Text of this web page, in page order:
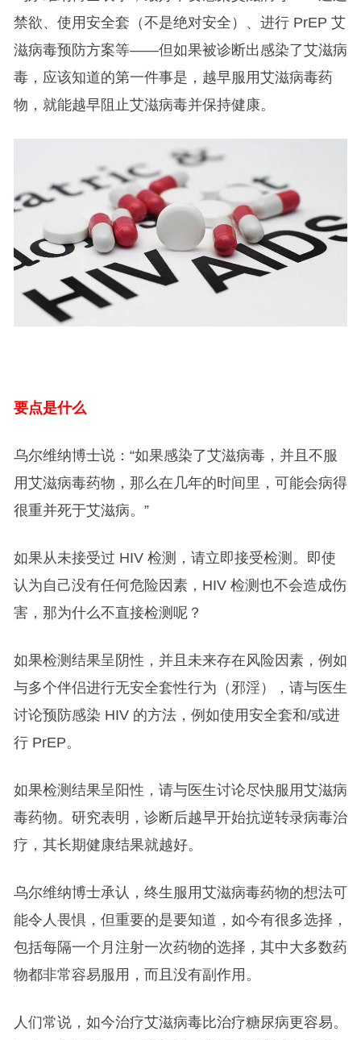
禁欲、使用安全套（不是绝对安全）、进行 PrEP 艾
滋病毒预防方案等——但如果被诊断出感染了艾滋病
毒，应该知道的第一件事是，越早服用艾滋病毒药
物，就能越早阻止艾滋病毒并保持健康。
要点是什么
乌尔维纳博士说：“如果感染了艾滋病毒，并且不服
用艾滋病毒药物，那么在几年的时间里，可能会病得
很重并死于艾滋病。”
如果从未接受过 HIV 检测，请立即接受检测。即使
认为自己没有任何危险因素，HIV 检测也不会造成伤
害，那为什么不直接检测呢？
如果检测结果呈阴性，并且未来存在风险因素，例如
与多个伴侣进行无安全套性行为（邪淫），请与医生
讨论预防感染 HIV 的方法，例如使用安全套和/或进
行 PrEP。
如果检测结果呈阳性，请与医生讨论尽快服用艾滋病
毒药物。研究表明，诊断后越早开始抗逆转录病毒治
疗，其长期健康结果就越好。
乌尔维纳博士承认，终生服用艾滋病毒药物的想法可
能令人畏惧，但重要的是要知道，如今有很多选择，
包括每隔一个月注射一次药物的选择，其中大多数药
物都非常容易服用，而且没有副作用。
人们常说，如今治疗艾滋病毒比治疗糖尿病更容易。